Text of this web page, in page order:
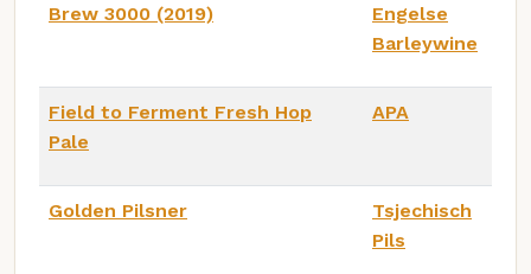
Brew 3000 (2019)
Engelse
Barleywine
Field to Ferment Fresh Hop
Pale
APA
Golden Pilsner
Tsjechisch
Pils